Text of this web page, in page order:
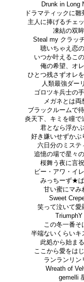
Drunk in Long
ドラマティックに
主人に捧げるチェ
凍結の双
Steal my クラッ
聴いちゃえ恋
いつか叶えるこ
俺の希望、オ
ひとつ残さずオレ
人類最強ダー
ゴロツキ兵士の
メガネとは両
ブラックルームで
炎天下、キミを瞳で
君となら浮か
好き嫌いせずかぶ
六日分のミステ
追憶の場で星々
桜舞う夜に言
ビー・アワ・イ
みっちーず★
甘い蜜にマみ
Sweet
笑って泣いて愛
この冬一番そ
半端ないくらいキ
此処から始ま
ここから愛をは
ランランリン
Wreath of
gemelli